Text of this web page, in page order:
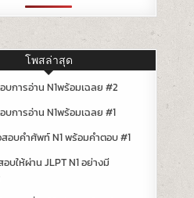
โพสล่าสุด
บการอ่าน N1พร้อมเฉลย #2
บการอ่าน N1พร้อมเฉลย #1
อบคำศัพท์ N1 พร้อมคำตอบ #1
บให้ผ่าน JLPT N1 อย่างมี